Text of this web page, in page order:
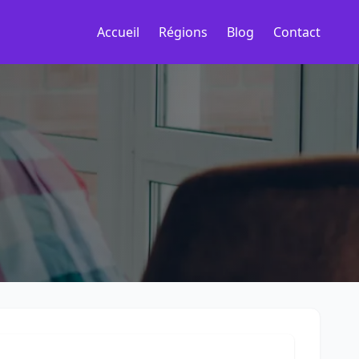
Accueil Régions Blog Contact